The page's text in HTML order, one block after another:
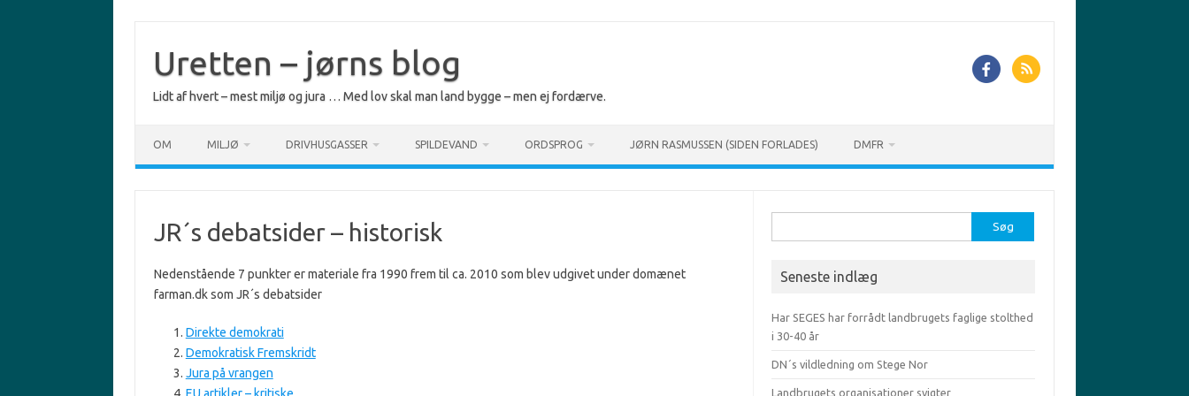
content
Uretten – jørns blog
Lidt af hvert – mest miljø og jura … Med lov skal man land bygge – men ej fordærve.
OM MILJØ DRIVHUSGASSER SPILDEVAND ORDSPROG JØRN RASMUSSEN (SIDEN FORLADES) DMFR
JR´s debatsider – historisk
Nedenstående 7 punkter er materiale fra 1990 frem til ca. 2010 som blev udgivet under domænet
farman.dk som JR´s debatsider
Direkte demokrati
Demokratisk Fremskridt
Jura på vrangen
efter:
Seneste indlæg
Har SEGES har forrådt landbrugets faglige stolthed
i 30-40 år
DN´s vildledning om Stege Nor
Landbrugets organisationer svigter